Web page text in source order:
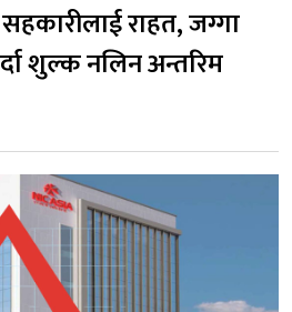
राहत, जग्गा
शुल्क नलिन अन्तरिम